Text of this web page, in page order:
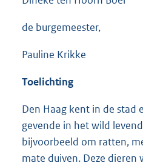
de burgemeester,
Pauline Krikke
Toelichting
Den Haag kent in de stad
gevende in het wild
bijvoorbeeld om ratten,
mate duiven. Deze